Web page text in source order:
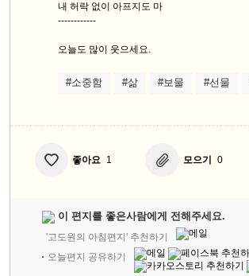
내 허락 없이 아프지도 마
------------
오늘도 많이 웃으세요.
#소중함 #삶 #보물 #선물
좋아요 1 모으기 0
이 편지를 좋은사람에게 전해주세요.
'고도원의 아침편지' 추천하기
오늘편지 공유하기